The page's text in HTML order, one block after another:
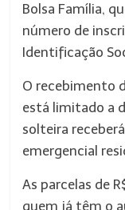
Bolsa Família,
número de
Identificação
O recebimento
está limitado a
solteira
emergencial
As parcelas de
quem já têm o